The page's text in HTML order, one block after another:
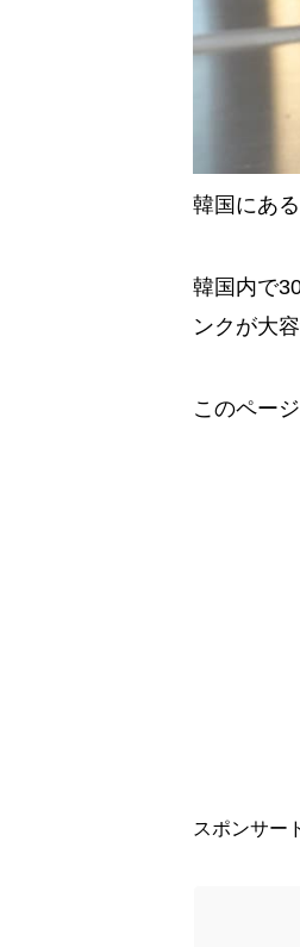
韓国にあ
韓国内で
ンクが大
このペー
スポンサー